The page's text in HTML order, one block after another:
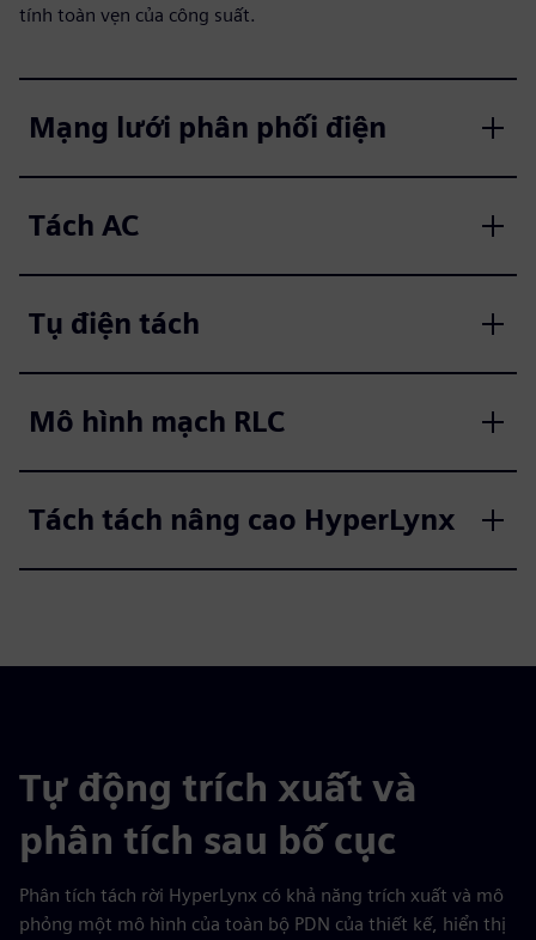
tính toàn vẹn của công suất.
Mạng lưới phân phối điện
Tách AC
Tụ điện tách
Mô hình mạch RLC
Tách tách nâng cao HyperLynx
Tự động trích xuất và
phân tích sau bố cục
Phân tích tách rời HyperLynx có khả năng trích xuất và mô
phỏng một mô hình của toàn bộ PDN của thiết kế, hiển thị